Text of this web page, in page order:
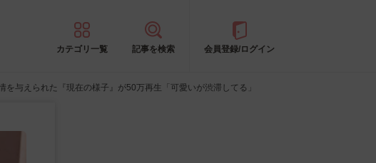
カテゴリ一覧 記事を検索 会員登録/ログイン
与えられた『現在の様子』が50万再生「可愛いが渋滞してる」